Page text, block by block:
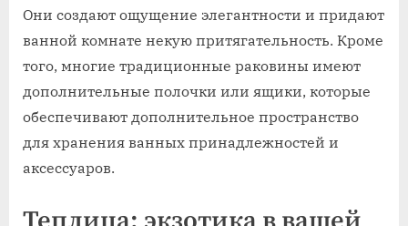
Они создают ощущение элегантности и придают
ванной комнате некую притягательность. Кроме
того, многие традиционные раковины имеют
дополнительные полочки или ящики, которые
обеспечивают дополнительное пространство
для хранения ванных принадлежностей и
аксессуаров.